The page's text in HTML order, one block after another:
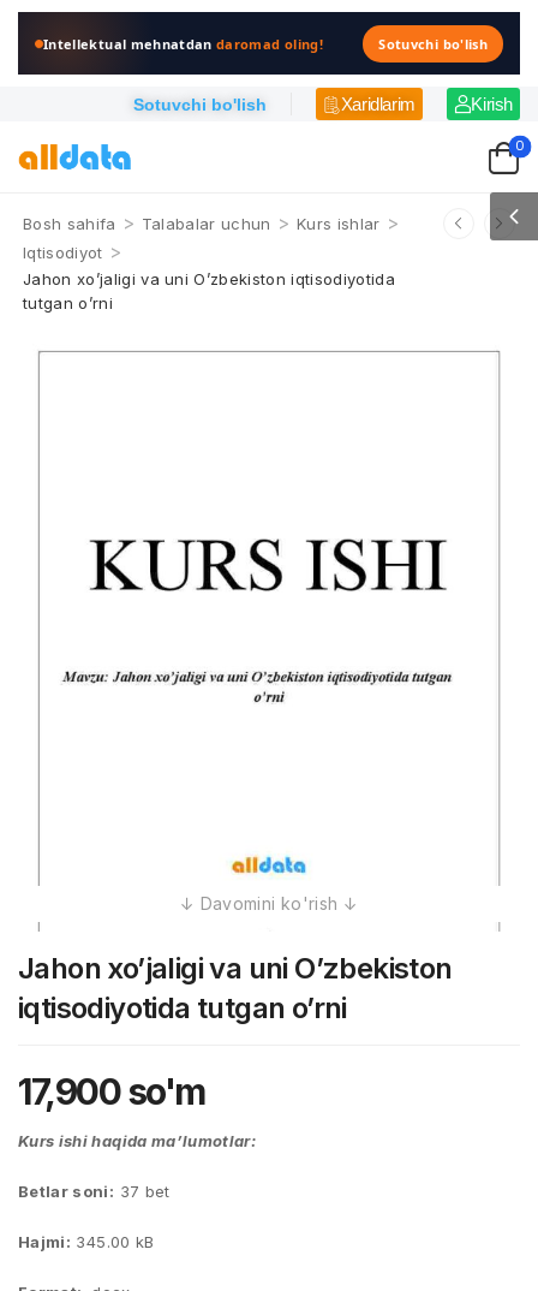
Intellektual mehnatdandaromad oling! Sotuvchi bo'lish
Sotuvchi bo'lish Xaridlarim Kirish
0
Bosh sahifa > Talabalar uchun > Kurs ishlar >
Iqtisodiyot >
Jahon xo’jaligi va uni O’zbekiston iqtisodiyotida
tutgan o’rni
Jahon xo’jaligi va uni O’zbekiston
iqtisodiyotida tutgan o’rni
17,900so'm
Kurs ishi haqida ma’lumotlar:
Betlar soni: 37 bet
Hajmi: 345.00 kB